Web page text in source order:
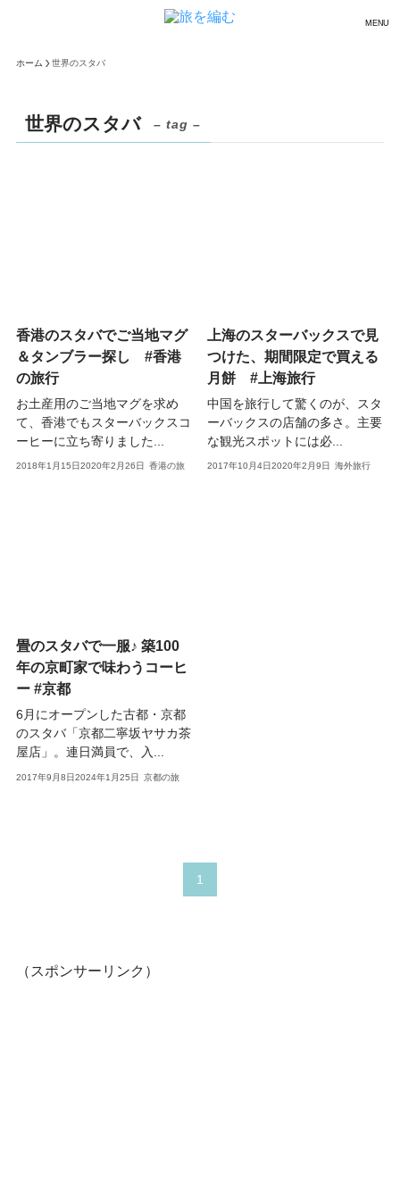
MENU
ホーム 世界のスタバ
世界のスタバ – tag –
香港のスタバでご当地マグ
＆タンブラー探し #香港
の旅行
お土産用のご当地マグを求め
て、香港でもスターバックスコ
ーヒーに立ち寄りました...
2018年1月15日2020年2月26日 香港の旅
上海のスターバックスで見
つけた、期間限定で買える
月餅 #上海旅行
中国を旅行して驚くのが、スタ
ーバックスの店舗の多さ。主要
な観光スポットには必...
2017年10月4日2020年2月9日 海外旅行
畳のスタバで一服♪ 築100
年の京町家で味わうコーヒ
ー #京都
6月にオープンした古都・京都
のスタバ「京都二寧坂ヤサカ茶
屋店」。連日満員で、入...
2017年9月8日2024年1月25日 京都の旅
1
（スポンサーリンク）